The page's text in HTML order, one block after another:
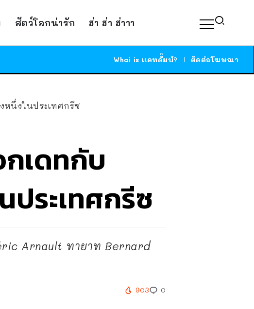
สัตว์โลกน่ารัก ฮ่า ฮ่า ฮ่าาา
Whai is แคทดั๊มบ์? ติดต่อโฆษณา
หนึ่งในประเทศกรีซ
กเดทกับ
ประเทศกรีซ
Arnault ทายาท Bernard
903 0